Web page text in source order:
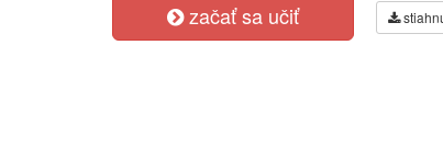
začať sa učiť